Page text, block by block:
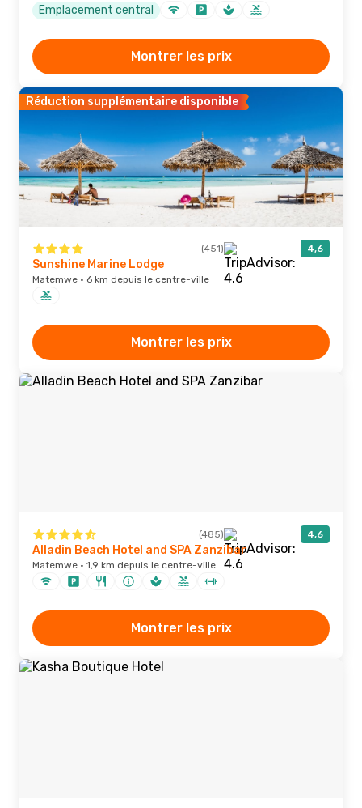
Emplacement central
Montrer les prix
Réduction supplémentaire disponible
(451) 4,6
Sunshine Marine Lodge
Matemwe · 6 km depuis le centre-ville
Montrer les prix
(485) 4,6
Alladin Beach Hotel and SPA Zanzibar
Matemwe · 1,9 km depuis le centre-ville
Montrer les prix